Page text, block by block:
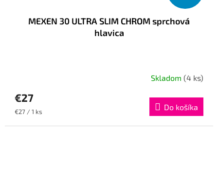
MEXEN 30 ULTRA SLIM CHROM sprchová
hlavica
Skladom (4 ks)
€27
Jednotková
€27 / 1 ks Do košíka